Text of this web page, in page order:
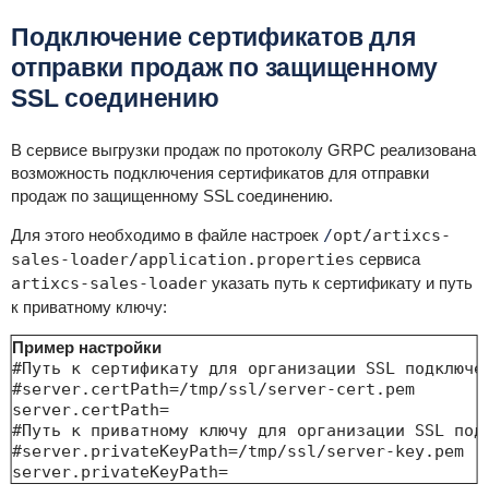
Подключение сертификатов для
отправки продаж по защищенному
SSL соединению
В сервисе выгрузки продаж по протоколу GRPC реализована
возможность подключения сертификатов для отправки
продаж по защищенному SSL соединению.
Для этого необходимо в файле настроек /opt/artixcs-
sales-loader/application.properties сервиса
artixcs-sales-loaderуказать путь к сертификату и путь
к приватному ключу:
Пример настройки
#Путь к сертификату для организации SSL
#server.certPath=/tmp/ssl/server-cert.pem
server.certPath=
#Путь к приватному ключу для организации SSL
#server.privateKeyPath=/tmp/ssl/server-key.pem
server.privateKeyPath=